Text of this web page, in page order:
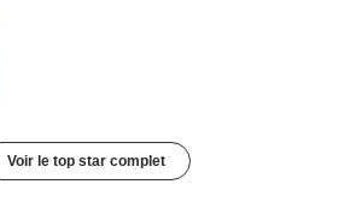
Voir le top star complet